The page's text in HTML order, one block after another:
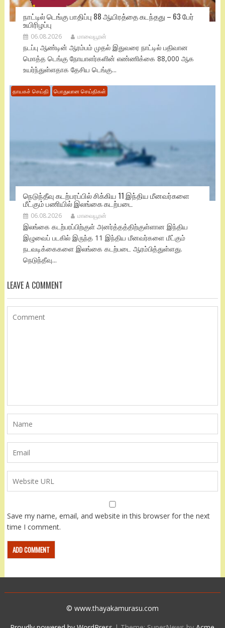
நாட்டில் டெங்கு பாதிப்பு 88 ஆயிரத்தை கடந்தது – 63 பேர்
உயிரிழப்பு
06.08.2026 மாவையூரன்
நடப்பு ஆண்டின் ஆரம்பம் முதல் இதுவரை நாட்டில் பதிவான
மொத்த டெங்கு நோயாளர்களின் எண்ணிக்கை 88,000 ஆக
உயர்ந்துள்ளதாக தேசிய டெங்கு...
தாயகச் செய்தி பொதுவான செய்திகள்
நெடுந்தீவு கடற்பரப்பில் சிக்கிய 11 இந்திய மீனவர்களை
மீட்கும் பணியில் இலங்கை கடற்படை
06.08.2026 மாவையூரன்
இலங்கை கடற்பரப்பிற்குள் அனர்த்தத்திற்குள்ளான இந்திய
இழுவைப் படகில் இருந்த 11 இந்திய மீனவர்களை மீட்கும்
நடவடிக்கைகளை இலங்கை கடற்படை ஆரம்பித்துள்ளது.
நெடுந்தீவு...
LEAVE A COMMENT
Save my name, email, and website in this browser for the next
time I comment.
© www.thayakamurasu.com